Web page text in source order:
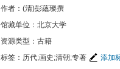
作者：(清)彭蘊璨撰
馆藏单位：北京大学
资源类型：古籍
标签：历代;画史;清朝;专著
添加